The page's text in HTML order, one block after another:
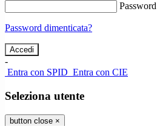
Password
Password dimenticata?
-
Entra con SPID Entra con CIE
Seleziona utente
button close ×